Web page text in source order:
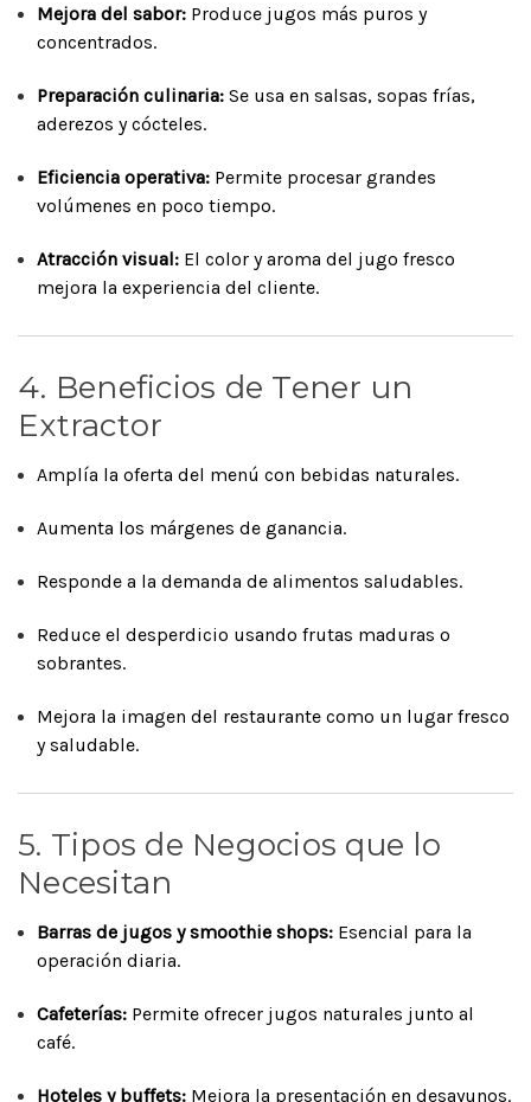
Mejora del sabor: Produce jugos más puros y
concentrados.
Preparación culinaria: Se usa en salsas, sopas frías,
aderezos y cócteles.
Eficiencia operativa: Permite procesar grandes
volúmenes en poco tiempo.
Atracción visual: El color y aroma del jugo fresco
mejora la experiencia del cliente.
4. Beneficios de Tener un
Extractor
Amplía la oferta del menú con bebidas naturales.
Aumenta los márgenes de ganancia.
Responde a la demanda de alimentos saludables.
Reduce el desperdicio usando frutas maduras o
sobrantes.
Mejora la imagen del restaurante como un lugar fresco
y saludable.
5. Tipos de Negocios que lo
Necesitan
Barras de jugos y smoothie shops: Esencial para la
operación diaria.
Cafeterías: Permite ofrecer jugos naturales junto al
café.
Hoteles y buffets: Mejora la presentación en desayunos.